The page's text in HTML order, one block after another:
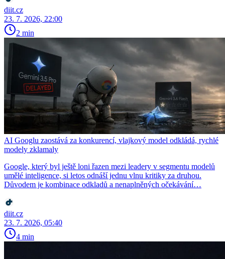
diit.cz
23. 7. 2026, 22:00
2 min
AI Googlu zaostává za konkurencí, vlajkový model odkládá, rychlé
modely zklamaly
Google, který byl ještě loni řazen mezi leadery v segmentu modelů
umělé inteligence, si letos odnáší jednu vlnu kritiky za druhou.
Důvodem je kombinace odkladů a nenaplněných očekávání…
diit.cz
23. 7. 2026, 05:40
4 min